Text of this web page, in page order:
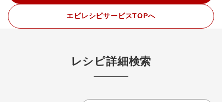
エピレシピサービスTOPへ
レシピ詳細検索